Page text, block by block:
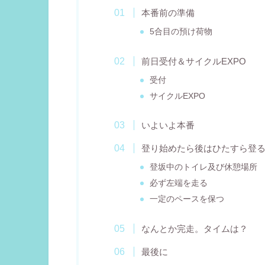
本番前の準備
5合目の預け荷物
前日受付＆サイクルEXPO
受付
サイクルEXPO
いよいよ本番
登り始めたら後はひたすら登
登坂中のトイレ及び休憩場所
必ず左端を走る
一定のペースを保つ
なんとか完走。タイムは？
最後に